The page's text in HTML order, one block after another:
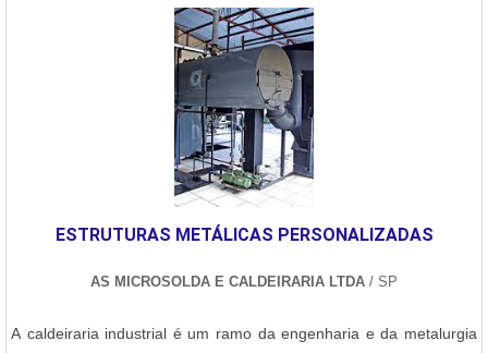
específicos de eletrofusão como a Friatec de 20 a 500 mm, a GF
de 20 a 500mm e a GF de 20 a 1200mm. Ademais, o
procedimento deve ser realizado de forma minuciosa.Nesse
contexto, é importante ressaltar que além de equipamentos
adequados para o procedimento, a eletrofusão PEAD precisa de
mão de obra qualificada que atue em uma empresa com vasta
experiência no setor. Isso porque o procedimento costuma ocorrer
em cinco etapas, que estão listadas a
pesquisar para encontrar uma boa empresa prestadora de serviço
ESTRUTURAS METÁLICAS PERSONALIZADAS
AS MICROSOLDA E CALDEIRARIA LTDA / SP
A caldeiraria industrial é um ramo da engenharia e da metalurgia